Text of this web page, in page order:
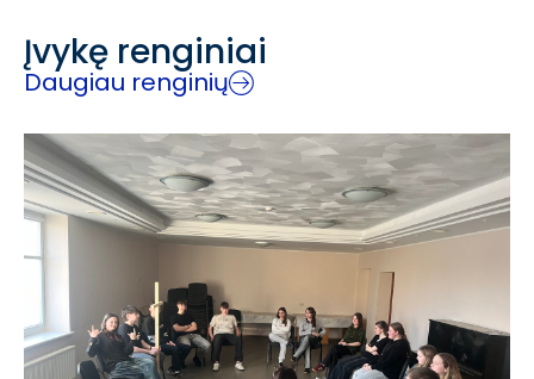
Įvykę renginiai
Daugiau renginių